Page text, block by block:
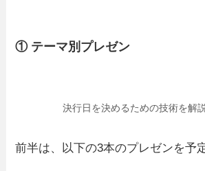
① テーマ別プレゼン
決行日を決めるための技術を解
前半は、以下の3本のプレゼンを予